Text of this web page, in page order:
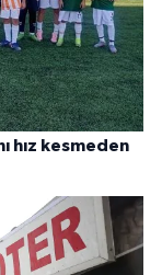
hız kesmeden